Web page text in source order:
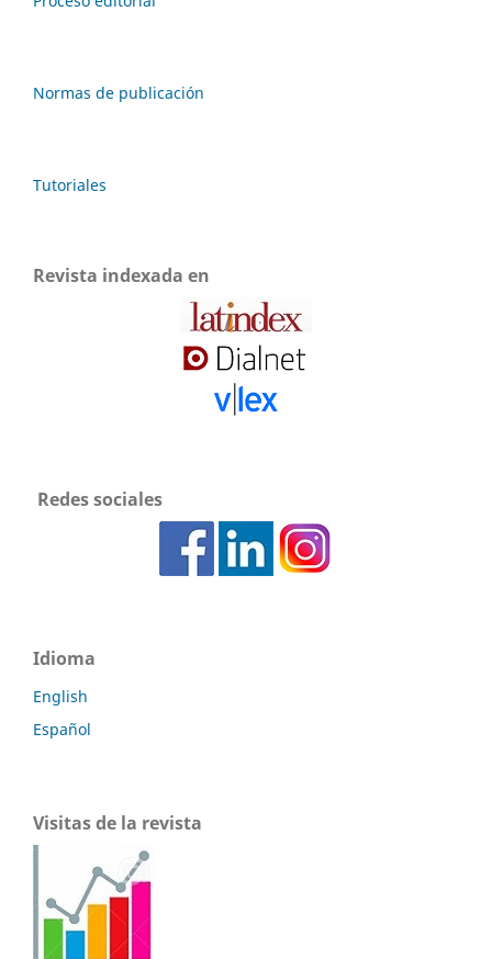
Normas de publicación
Tutoriales
Revista indexada en
Redes sociales
Idioma
English
Español
Visitas de la revista